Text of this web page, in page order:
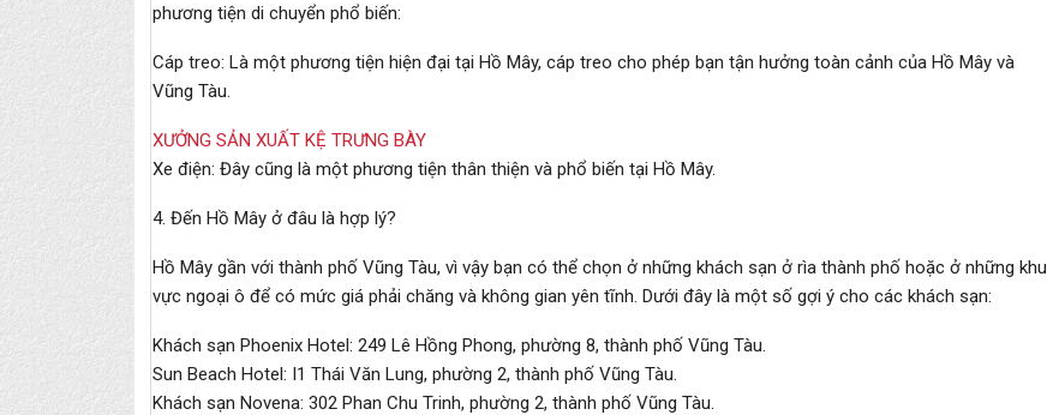
phương tiện di chuyển phổ biến:
Cáp treo: Là một phương tiện hiện đại tại Hồ Mây, cáp treo cho phép bạn tận hưởng toàn cảnh của Hồ Mây và
Vũng Tàu.
XƯỞNG SẢN XUẤT KỆ TRƯNG BÀY
Xe điện: Đây cũng là một phương tiện thân thiện và phổ biến tại Hồ Mây.
4. Đến Hồ Mây ở đâu là hợp lý?
Hồ Mây gần với thành phố Vũng Tàu, vì vậy bạn có thể chọn ở những khách sạn ở rìa thành phố hoặc ở những khu
vực ngoại ô để có mức giá phải chăng và không gian yên tĩnh. Dưới đây là một số gợi ý cho các khách sạn:
Khách sạn Phoenix Hotel: 249 Lê Hồng Phong, phường 8, thành phố Vũng Tàu.
Sun Beach Hotel: I1 Thái Văn Lung, phường 2, thành phố Vũng Tàu.
Khách sạn Novena: 302 Phan Chu Trinh, phường 2, thành phố Vũng Tàu.